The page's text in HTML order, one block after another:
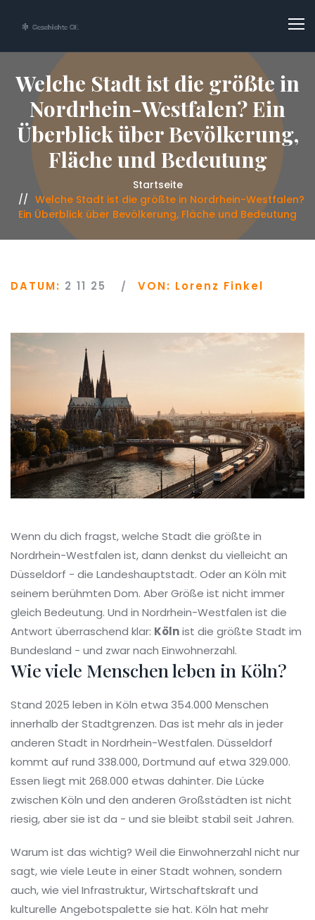
Welche Stadt ist die größte in
Nordrhein-Westfalen? Ein
Überblick über Bevölkerung,
Fläche und Bedeutung
Startseite
Welche Stadt ist die größte in Nordrhein-Westfalen?
Ein Überblick über Bevölkerung, Fläche und Bedeutung
DATUM: 2 11 25 VON: Lorenz Finkel
Wenn du dich fragst, welche Stadt die größte in
Nordrhein-Westfalen ist, dann denkst du vielleicht an
Düsseldorf - die Landeshauptstadt. Oder an Köln mit
seinem berühmten Dom. Aber Größe ist nicht immer
gleich Bedeutung. Und in Nordrhein-Westfalen ist die
Antwort überraschend klar: Kölnist die größte Stadt im
Bundesland - und zwar nach Einwohnerzahl.
Wie viele Menschen leben in Köln?
Stand 2025 leben in Köln etwa 354.000 Menschen
innerhalb der Stadtgrenzen. Das ist mehr als in jeder
anderen Stadt in Nordrhein-Westfalen. Düsseldorf
kommt auf rund 338.000, Dortmund auf etwa 329.000.
Essen liegt mit 268.000 etwas dahinter. Die Lücke
zwischen Köln und den anderen Großstädten ist nicht
riesig, aber sie ist da - und sie bleibt stabil seit Jahren.
Warum ist das wichtig? Weil die Einwohnerzahl nicht nur
sagt, wie viele Leute in einer Stadt wohnen, sondern
auch, wie viel Infrastruktur, Wirtschaftskraft und
kulturelle Angebotspalette sie hat. Köln hat mehr